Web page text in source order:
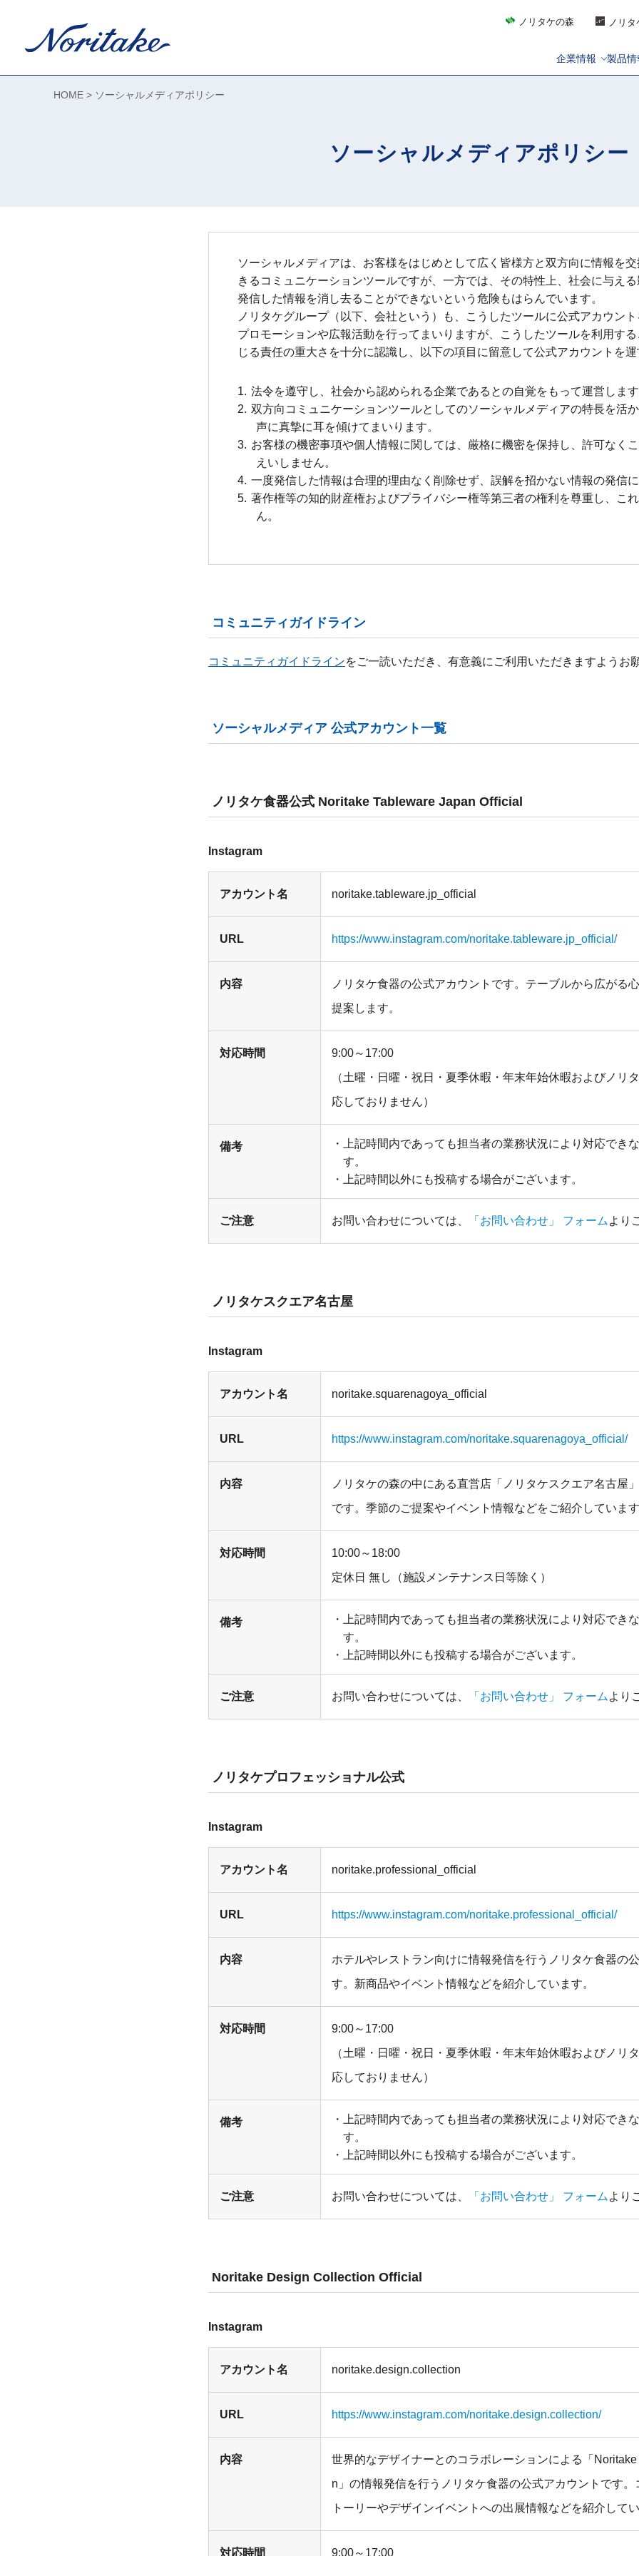
ノリタケの森 ノリ
企業情報 製品情
HOME ソーシャルメディアポリシー
ソーシャルメディアポリシー
ソーシャルメディアは、お客様をはじめとして広く皆様方と双方向に情報を
きるコミュニケーションツールですが、一方では、その特性上、社会に与える
発信した情報を消し去ることができないという危険もはらんでいます。
ノリタケグループ（以下、会社という）も、こうしたツールに公式アカウン
プロモーションや広報活動を行ってまいりますが、こうしたツールを利用す
じる責任の重大さを十分に認識し、以下の項目に留意して公式アカウントを運
法令を遵守し、社会から認められる企業であるとの自覚をもって運営します
双方向コミュニケーションツールとしてのソーシャルメディアの特長を活
声に真摯に耳を傾けてまいります。
お客様の機密事項や個人情報に関しては、厳格に機密を保持し、許可なく
えいしません。
一度発信した情報は合理的理由なく削除せず、誤解を招かない情報の発信に
著作権等の知的財産権およびプライバシー権等第三者の権利を尊重し、こ
ん。
コミュニティガイドライン
コミュニティガイドラインをご一読いただき、有意義にご利用いただきますようお
ソーシャルメディア 公式アカウント一覧
ノリタケ食器公式 Noritake Tableware Japan Official
Instagram
アカウント名 noritake.tableware.jp_official
URL https://www.instagram.com/noritake.tableware.jp_official/
内容
ノリタケ食器の公式アカウントです。テーブルから広がる
提案します。
対応時間
9:00～17:00
（土曜・日曜・祝日・夏季休暇・年末年始休暇およびノリ
応しておりません）
備考
上記時間内であっても担当者の業務状況により対応でき
す。
上記時間以外にも投稿する場合がございます。
ご注意 お問い合わせについては、 「お問い合わせ」 フォーム より
ノリタケスクエア名古屋
Instagram
アカウント名 noritake.squarenagoya_official
URL https://www.instagram.com/noritake.squarenagoya_official/
内容
ノリタケの森の中にある直営店「ノリタケスクエア名古屋
です。季節のご提案やイベント情報などをご紹介しています
対応時間
10:00～18:00
定休日 無し（施設メンテナンス日等除く）
備考
上記時間内であっても担当者の業務状況により対応でき
す。
上記時間以外にも投稿する場合がございます。
ご注意 お問い合わせについては、 「お問い合わせ」 フォーム より
ノリタケプロフェッショナル公式
Instagram
アカウント名 noritake.professional_official
URL https://www.instagram.com/noritake.professional_official/
内容
ホテルやレストラン向けに情報発信を行うノリタケ食器の
す。新商品やイベント情報などを紹介しています。
対応時間
9:00～17:00
（土曜・日曜・祝日・夏季休暇・年末年始休暇およびノリ
応しておりません）
備考
上記時間内であっても担当者の業務状況により対応でき
す。
上記時間以外にも投稿する場合がございます。
ご注意 お問い合わせについては、 「お問い合わせ」 フォーム より
Noritake Design Collection Official
Instagram
アカウント名 noritake.design.collection
URL https://www.instagram.com/noritake.design.collection/
内容
世界的なデザイナーとのコラボレーションによる「
n」の情報発信を行うノリタケ食器の公式アカウントです。
トーリーやデザインイベントへの出展情報などを紹介してい
対応時間 9:00～17:00